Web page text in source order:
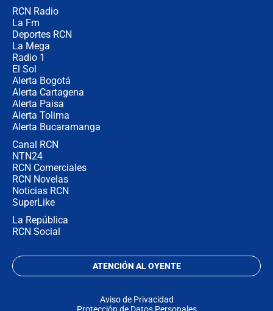
RCN Radio
La Fm
Deportes RCN
La Mega
Radio 1
El Sol
Alerta Bogotá
Alerta Cartagena
Alerta Paisa
Alerta Tolima
Alerta Bucaramanga
Canal RCN
NTN24
RCN Comerciales
RCN Novelas
Noticias RCN
SuperLike
La República
RCN Social
ATENCIÓN AL OYENTE
Aviso de Privacidad
Protección de Datos Personales